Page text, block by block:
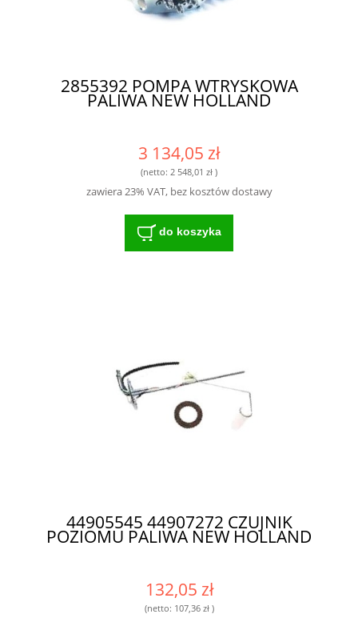
2855392 POMPA WTRYSKOWA
PALIWA NEW HOLLAND
3 134,05 zł
(netto: 2 548,01 zł )
zawiera 23% VAT, bez kosztów dostawy
do koszyka
44905545 44907272 CZUJNIK
POZIOMU PALIWA NEW HOLLAND
132,05 zł
(netto: 107,36 zł)